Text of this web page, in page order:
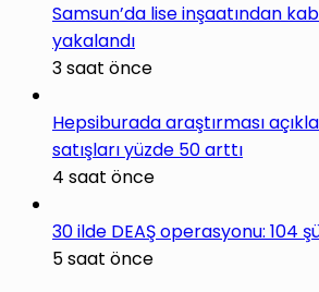
Samsun’da lise inşaatından
yakalandı
3 saat önce
Hepsiburada araştırması
satışları yüzde 50 arttı
4 saat önce
30 ilde DEAŞ operasyonu: 104
5 saat önce